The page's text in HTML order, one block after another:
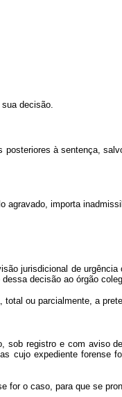
decisão.
à sentença,
agravado, importa
jurisdicional de
decisão ao órgão
ou parcialmente, a
registro e com aviso
cujo expediente forense
o caso, para que se